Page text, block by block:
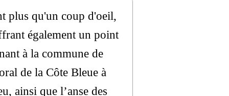
plus qu'un coup d'oeil,
également un point
à la commune de
de la Côte Bleue à
ainsi que l’anse des